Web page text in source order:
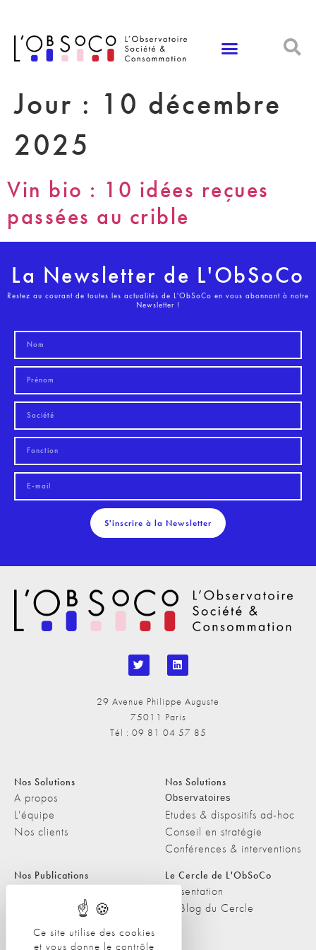
Ce site utilise des cookies
et vous donne le contrôle
Jour : 10 décembre
2025
Vin bio : 10 idées reçues
passées au crible
La Newsletter de L'ObSoCo
Restez au courant de toutes les actualités de L'ObSoCo en vous abonnant à notre
Newsletter !
S'inscrire à la Newsletter
29 Avenue Philippe Auguste
75011 Paris
Tél : 09 81 04 57 85
Nos Solutions
A propos
L'équipe
Nos clients
Nos Solutions
Observatoires
Etudes & dispositifs ad-hoc
Conseil en stratégie
Conférences & interventions
Nos Publications
Les Podcasts de L'ObSoCo
L'ObSoCo dans les médias
Le Cercle de L'ObSoCo
Présentation
Le Blog du Cercle